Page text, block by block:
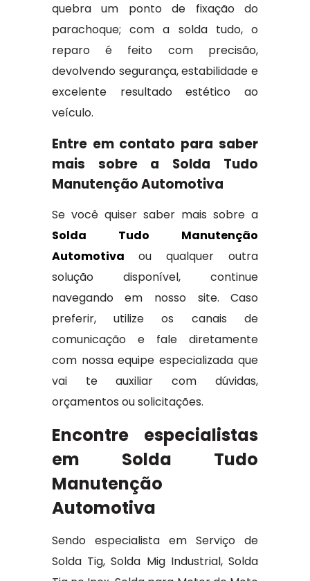
quebra um ponto de fixação do
parachoque; com a solda tudo, o
reparo é feito com precisão,
devolvendo segurança, estabilidade e
excelente resultado estético ao
veículo.
Entre em contato para saber
mais sobre a Solda Tudo
Manutenção Automotiva
Se você quiser saber mais sobre a
Solda Tudo Manutenção
Automotiva ou qualquer outra
solução disponível, continue
navegando em nosso site. Caso
preferir, utilize os canais de
comunicação e fale diretamente
com nossa equipe especializada que
vai te auxiliar com dúvidas,
orçamentos ou solicitações.
Encontre especialistas
em Solda Tudo
Manutenção
Automotiva
Sendo especialista em Serviço de
Solda Tig, Solda Mig Industrial, Solda